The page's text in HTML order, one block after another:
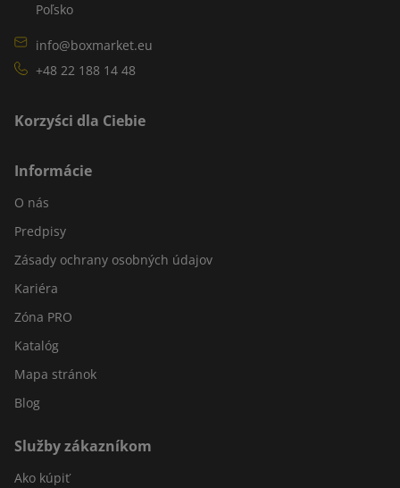
Poľsko
info@boxmarket.eu
+48 22 188 14 48
Korzyści dla Ciebie
Informácie
O nás
Predpisy
Zásady ochrany osobných údajov
Kariéra
Zóna PRO
Katalóg
Mapa stránok
Blog
Služby zákazníkom
Ako kúpiť